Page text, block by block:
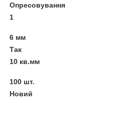
Опресовування
1
6 мм
Так
10 кв.мм
100 шт.
Новий